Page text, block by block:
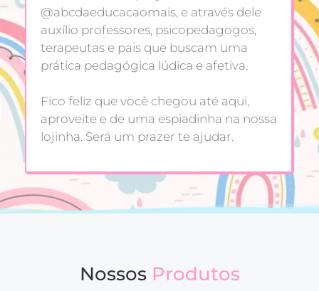
@abcdaeducacaomais, e através dele
auxílio professores, psicopedagogos,
terapeutas e pais que buscam uma
prática pedagógica lúdica e afetiva.
Fico feliz que você chegou até aqui,
aproveite e de uma espiadinha na nossa
lojinha. Será um prazer te ajudar.
Nossos Produtos